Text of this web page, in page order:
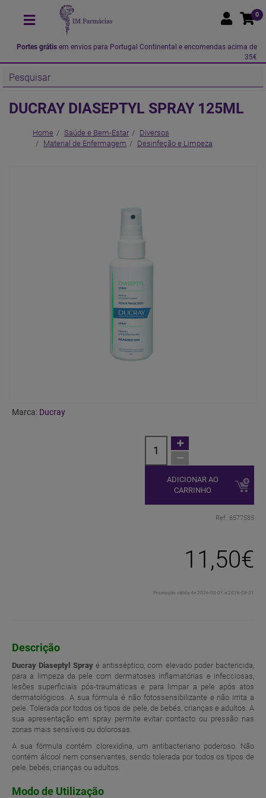
0
Portes grátis em envios para Portugal Continental e encomendas acima de
35€
DUCRAY DIASEPTYL SPRAY 125ML
Home Saúde e Bem-Estar
Diversos
Material de Enfermagem
Desinfeção e Limpeza
Marca: Ducray
ADICIONAR AO
CARRINHO
Ref. 6577585
11,50€
Promoção válida de 2026-08-01 a 2026-08-31
Descrição
Ducray Diaseptyl Sprayé antisséptico, com elevado poder bactericida,
para a limpeza da pele com dermatoses inflamatórias e infecciosas,
lesões superficiais pós-traumáticas e para limpar a pele após atos
dermatológicos. A sua fórmula é não fotossensibilizante e não irrita a
pele. Tolerada por todos os tipos de pele, de bebés, crianças e adultos. A
sua apresentação em spray permite evitar contacto ou pressão nas
zonas mais sensíveis ou dolorosas.
A sua fórmula contém clorexidina, um antibacteriano poderoso. Não
contém álcool nem conservantes, sendo tolerada por todos os tipos de
pele, bebés, crianças ou adultos.
Modo de Utilização